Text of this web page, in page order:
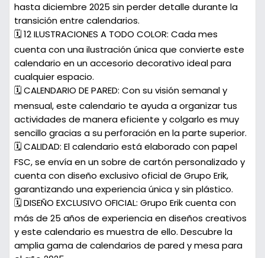
hasta diciembre 2025 sin perder detalle durante la
transición entre calendarios.
🗓️ 12 ILUSTRACIONES A TODO COLOR: Cada mes
cuenta con una ilustración única que convierte este
calendario en un accesorio decorativo ideal para
cualquier espacio.
🗓️ CALENDARIO DE PARED: Con su visión semanal y
mensual, este calendario te ayuda a organizar tus
actividades de manera eficiente y colgarlo es muy
sencillo gracias a su perforación en la parte superior.
🗓️ CALIDAD: El calendario está elaborado con papel
FSC, se envía en un sobre de cartón personalizado y
cuenta con diseño exclusivo oficial de Grupo Erik,
garantizando una experiencia única y sin plástico.
🗓️ DISEÑO EXCLUSIVO OFICIAL: Grupo Erik cuenta con
más de 25 años de experiencia en diseños creativos
y este calendario es muestra de ello. Descubre la
amplia gama de calendarios de pared y mesa para